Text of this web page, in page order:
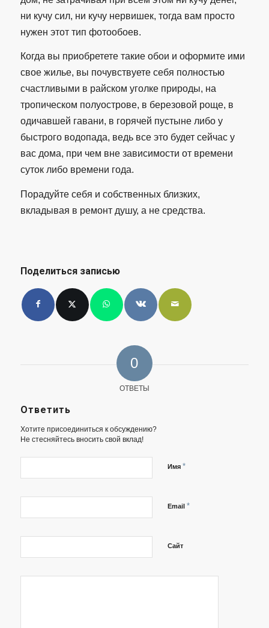
ни кучу сил, ни кучу нервишек, тогда вам просто
нужен этот тип фотообоев.
Когда вы приобретете такие обои и оформите ими
свое жилье, вы почувствуете себя полностью
счастливыми в райском уголке природы, на
тропическом полуострове, в березовой роще, в
одичавшей гавани, в горячей пустыне либо у
быстрого водопада, ведь все это будет сейчас у
вас дома, при чем вне зависимости от времени
суток либо времени года.
Порадуйте себя и собственных близких,
вкладывая в ремонт душу, а не средства.
Поделиться записью
0
ОТВЕТЫ
Ответить
Хотите присоединиться к обсуждению?
Не стесняйтесь вносить свой вклад!
Имя *
Email *
Сайт